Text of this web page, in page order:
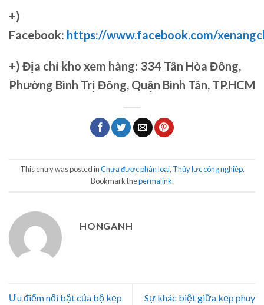
+)
Facebook: https://www.facebook.com/
+) Địa chỉ kho xem hàng: 334 Tân Hòa Đông,
Phường Bình Trị Đông, Quận Bình Tân, TP.HCM
This entry was posted inChưa được phân loại, Thủy lực công nghiệp.
Bookmark thepermalink.
HONGANH
Ưu điểm nổi bật của bộ kẹp
Sự khác biệt giữa kẹp phuy